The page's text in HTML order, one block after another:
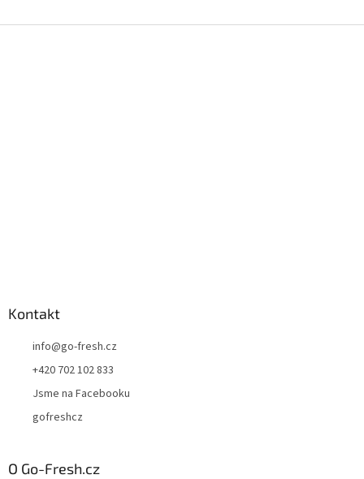
Kontakt
info@go-fresh.cz
+420 702 102 833
Jsme na Facebooku
gofreshcz
O Go-Fresh.cz